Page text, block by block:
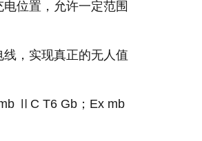
位置，允许一定范围
线，实现真正的无人值
ⅡC T6 Gb；Ex mb